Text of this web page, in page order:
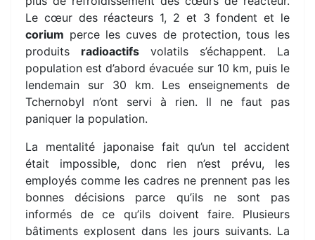
Le cœur des réacteurs 1, 2 et 3 fondent et le
corium perce les cuves de protection, tous les
produits radioactifs volatils s’échappent. La
population est d’abord évacuée sur 10 km, puis le
lendemain sur 30 km. Les enseignements de
Tchernobyl n’ont servi à rien. Il ne faut pas
paniquer la population.
La mentalité japonaise fait qu’un tel accident
était impossible, donc rien n’est prévu, les
employés comme les cadres ne prennent pas les
bonnes décisions parce qu’ils ne sont pas
informés de ce qu’ils doivent faire. Plusieurs
bâtiments explosent dans les jours suivants. La